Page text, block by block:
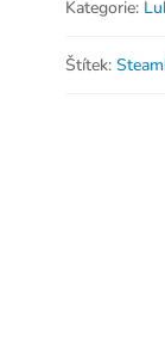
Kategorie:
Štítek: